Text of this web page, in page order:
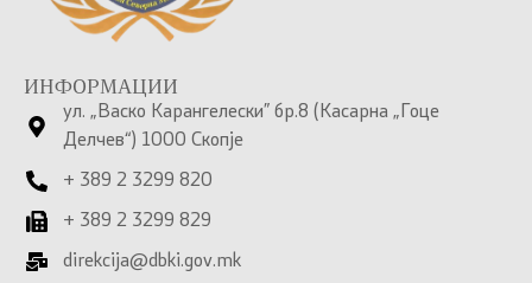
ИНФОРМАЦИИ
ул. „Васко Карангелески” бр.8 (Касарна „Гоце
Делчев“) 1000 Скопје
+ 389 2 3299 820
+ 389 2 3299 829
direkcija@dbki.gov.mk